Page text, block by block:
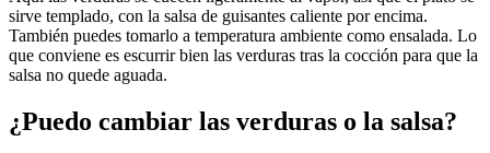
sirve templado, con la salsa de guisantes caliente por encima.
También puedes tomarlo a temperatura ambiente como ensalada. Lo
que conviene es escurrir bien las verduras tras la cocción para que la
salsa no quede aguada.
¿Puedo cambiar las verduras o la salsa?